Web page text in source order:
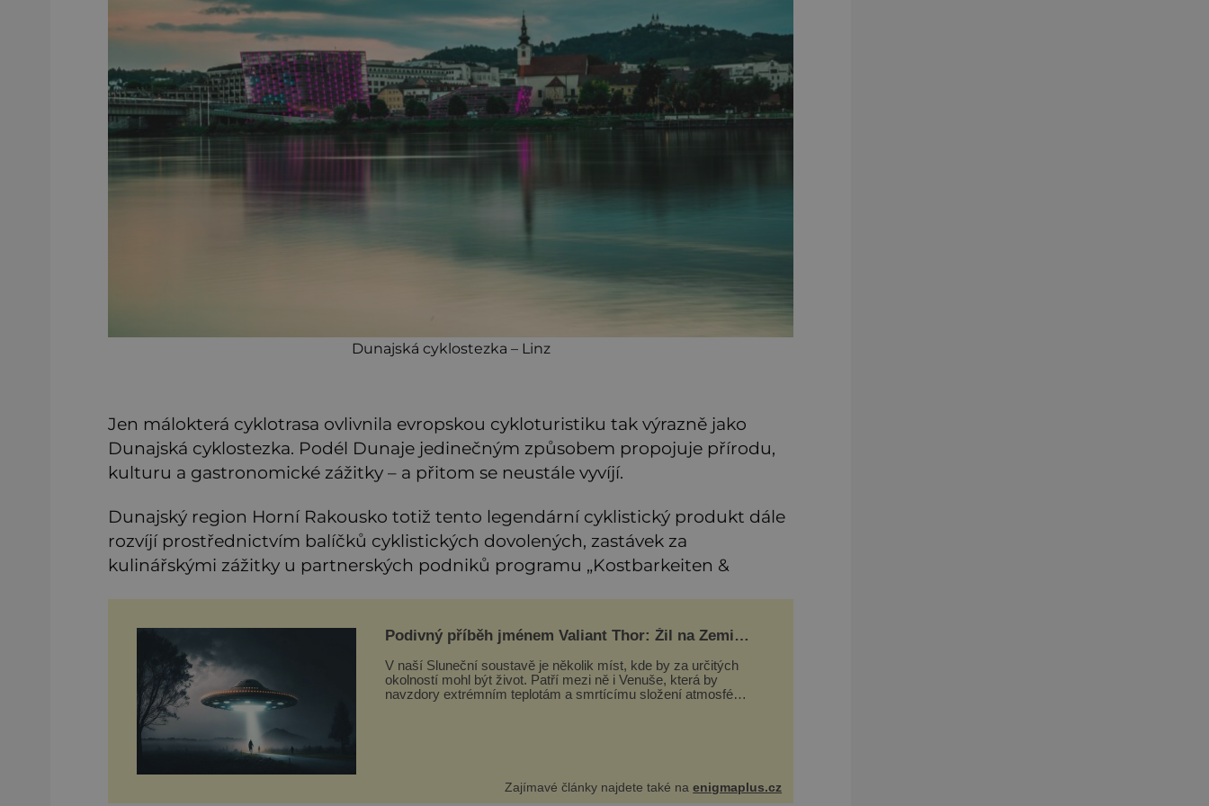
Dunajská cyklostezka – Linz
Jen málokterá cyklotrasa ovlivnila evropskou cykloturistiku tak výrazně jako
Dunajská cyklostezka. Podél Dunaje jedinečným způsobem propojuje přírodu,
kulturu a gastronomické zážitky – a přitom se neustále vyvíjí.
Dunajský region Horní Rakousko totiž tento legendární cyklistický produkt dále
rozvíjí prostřednictvím balíčků cyklistických dovolených, zastávek za
kulinářskými zážitky u partnerských podniků programu „Kostbarkeiten &
Podivný příběh jménem Valiant Thor: Žil na Zemi
V naší Sluneční soustavě je několik míst, kde by za určitých
okolností mohl být život. Patří mezi ně i Venuše, která by
navzdory extrémním teplotám a smrtícímu složení atmosféry
Zajímavé články najdete také naenigmaplus.cz